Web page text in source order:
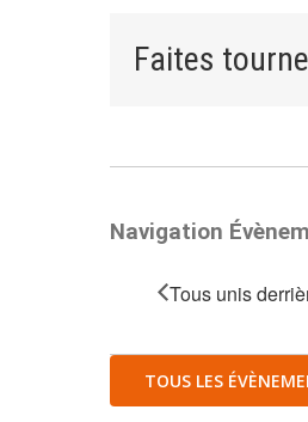
Faites
Navigation
Tous unis
TOUS LES